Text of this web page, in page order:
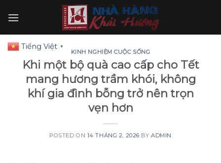
KINH NGHIỆM CUỘC SỐNG
Khi một bộ quà cao cấp cho Tết
mang hương trầm khói, không
khí gia đình bỗng trở nên trọn
vẹn hơn
POSTED ON 14 THÁNG 2, 2026 BY ADMIN
Tiếng Việt ▼